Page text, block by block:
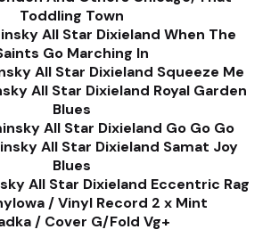
Toddling Town
All Star Dixieland When The
Go Marching In
All Star Dixieland Squeeze Me
All Star Dixieland Royal Garden
Blues
All Star Dixieland Go Go Go
All Star Dixieland Samat Joy
Blues
All Star Dixieland Eccentric Rag
/ Vinyl Record 2 x Mint
/ Cover G/Fold Vg+